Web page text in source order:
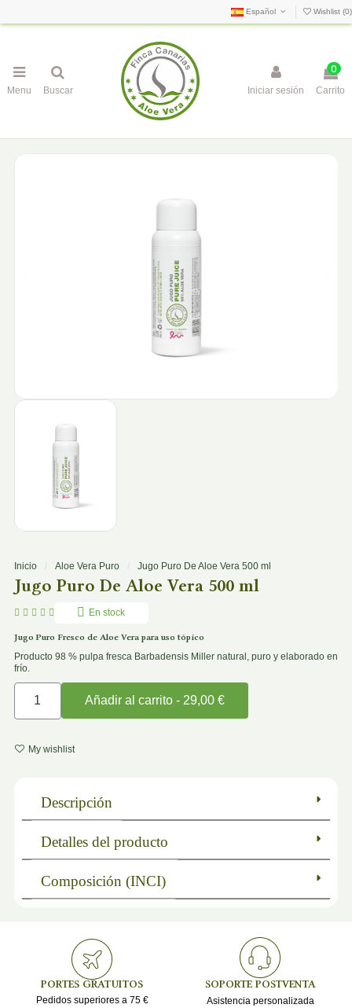
Español Wishlist (0)
Menu Buscar Iniciar sesión
0
Carrito
Inicio Aloe Vera Puro Jugo Puro De Aloe Vera 500 ml
Jugo Puro De Aloe Vera 500 ml
     En stock
Jugo Puro Fresco de Aloe Vera para uso tópico
Producto 98 % pulpa fresca Barbadensis Miller natural, puro y elaborado en
frío.
Añadir al carrito - 29,00 €
My wishlist
Descripción
Detalles del producto
Composición (INCI)
PORTES GRATUITOS
Pedidos superiores a 75 €
SOPORTE POSTVENTA
Asistencia personalizada